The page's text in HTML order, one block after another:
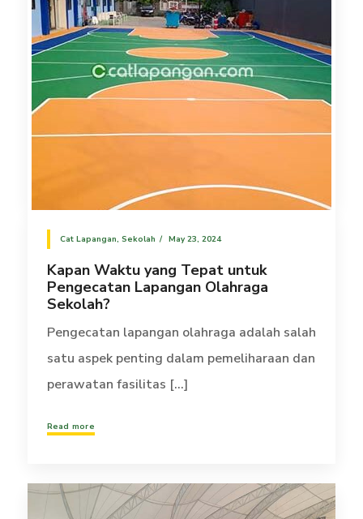
Cat Lapangan, Sekolah May 23, 2024
Kapan Waktu yang Tepat untuk
Pengecatan Lapangan Olahraga
Sekolah?
Pengecatan lapangan olahraga adalah salah
satu aspek penting dalam pemeliharaan dan
perawatan fasilitas [...]
Read more